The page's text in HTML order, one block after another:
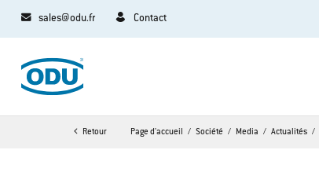
sales@odu.fr Contact
Retour Page d'accueil Société Media Actualités